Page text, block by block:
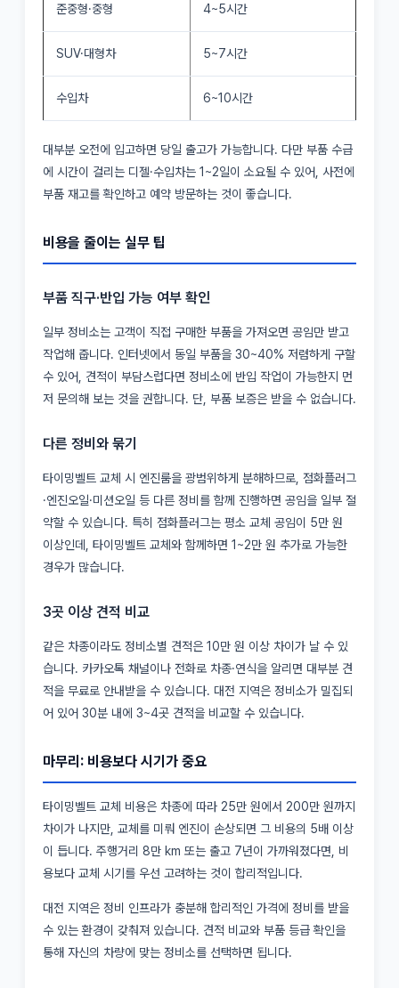
준중형·중형 4~5시간
SUV·대형차 5~7시간
수입차 6~10시간
대부분 오전에 입고하면 당일 출고가 가능합니다. 다만 부품 수급
에 시간이 걸리는 디젤·수입차는 1~2일이 소요될 수 있어, 사전에
부품 재고를 확인하고 예약 방문하는 것이 좋습니다.
비용을 줄이는 실무 팁
부품 직구·반입 가능 여부 확인
일부 정비소는 고객이 직접 구매한 부품을 가져오면 공임만 받고
작업해 줍니다. 인터넷에서 동일 부품을 30~40% 저렴하게 구할
수 있어, 견적이 부담스럽다면 정비소에 반입 작업이 가능한지 먼
저 문의해 보는 것을 권합니다. 단, 부품 보증은 받을 수 없습니다.
다른 정비와 묶기
타이밍벨트 교체 시 엔진룸을 광범위하게 분해하므로, 점화플러그
·엔진오일·미션오일 등 다른 정비를 함께 진행하면 공임을 일부 절
약할 수 있습니다. 특히 점화플러그는 평소 교체 공임이 5만 원
이상인데, 타이밍벨트 교체와 함께하면 1~2만 원 추가로 가능한
경우가 많습니다.
3곳 이상 견적 비교
같은 차종이라도 정비소별 견적은 10만 원 이상 차이가 날 수 있
습니다. 카카오톡 채널이나 전화로 차종·연식을 알리면 대부분 견
적을 무료로 안내받을 수 있습니다. 대전 지역은 정비소가 밀집되
어 있어 30분 내에 3~4곳 견적을 비교할 수 있습니다.
마무리: 비용보다 시기가 중요
타이밍벨트 교체 비용은 차종에 따라 25만 원에서 200만 원까지
차이가 나지만, 교체를 미뤄 엔진이 손상되면 그 비용의 5배 이상
이 듭니다. 주행거리 8만 km 또는 출고 7년이 가까워졌다면, 비
용보다 교체 시기를 우선 고려하는 것이 합리적입니다.
대전 지역은 정비 인프라가 충분해 합리적인 가격에 정비를 받을
수 있는 환경이 갖춰져 있습니다. 견적 비교와 부품 등급 확인을
통해 자신의 차량에 맞는 정비소를 선택하면 됩니다.